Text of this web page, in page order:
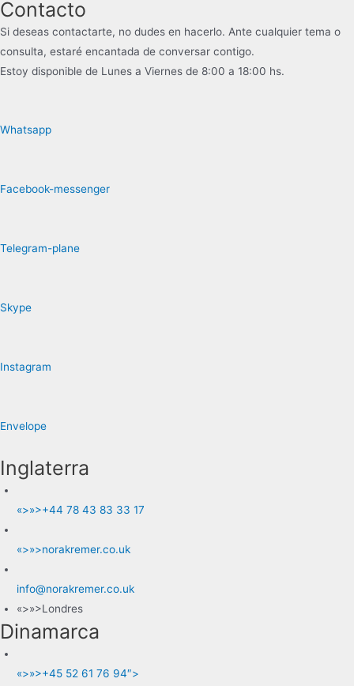
Contacto
Si deseas contactarte, no dudes en hacerlo. Ante cualquier tema o
consulta, estaré encantada de conversar contigo.
Estoy disponible de Lunes a Viernes de 8:00 a 18:00 hs.
Whatsapp
Facebook-messenger
Telegram-plane
Skype
Instagram
Envelope
Inglaterra
«>»>+44 78 43 83 33 17
«>»>norakremer.co.uk
info@norakremer.co.uk
«>»>Londres
Dinamarca
«>»>+45 52 61 76 94″>